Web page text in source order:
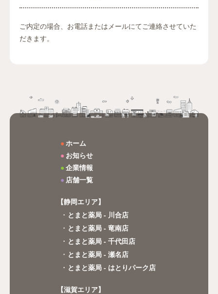
ご内定の場合、お電話またはメールにてご連絡させていた
だきます。
ホーム
お知らせ
企業情報
店舗一覧
【静岡エリア】
とまと薬局 - 川合店
とまと薬局 - 竜南店
とまと薬局 - 千代田店
とまと薬局 - 瀬名店
とまと薬局 - はとりパーク店
【滋賀エリア】